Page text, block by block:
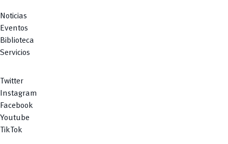
Noticias
Eventos
Biblioteca
Servicios
Twitter
Instagram
Facebook
Youtube
TikTok